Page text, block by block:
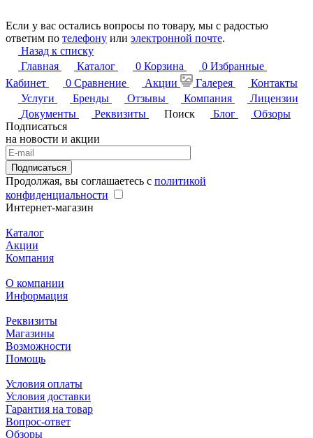
Если у вас остались вопросы по товару, мы с радостью
ответим по телефону или электронной почте.
Назад к списку
Главная
Каталог 0 Корзина 0 Избранные
Кабинет
0 Сравнение Акции Галерея
Контакты
Услуги
Бренды Отзывы Компания
Лицензии
Документы
Реквизиты Поиск Блог
Обзоры
Подписаться
на новости и акции
Подписаться
Продолжая, вы соглашаетесь с политикой
конфиденциальности
Интернет-магазин
Каталог
Акции
Компания
О компании
Информация
Реквизиты
Магазины
Возможности
Помощь
Условия оплаты
Условия доставки
Гарантия на товар
Вопрос-ответ
Обзоры